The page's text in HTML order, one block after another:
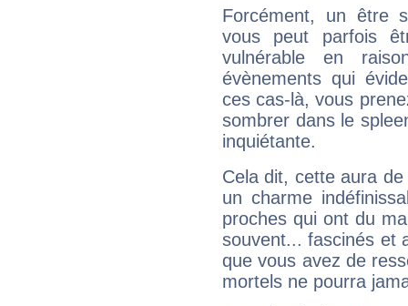
Forcément, un être
vous peut parfois
vulnérable en
évènements qui
ces cas-là, vous
sombrer dans le
inquiétante.
Cela dit, cette aura
un charme
proches qui ont du
souvent... fascinés et
que vous avez de
mortels ne pourra